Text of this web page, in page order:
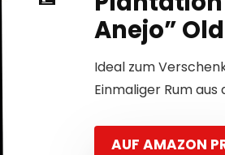
Anejo”
Ideal zum
Einmaliger Rum
AUF AMAZON